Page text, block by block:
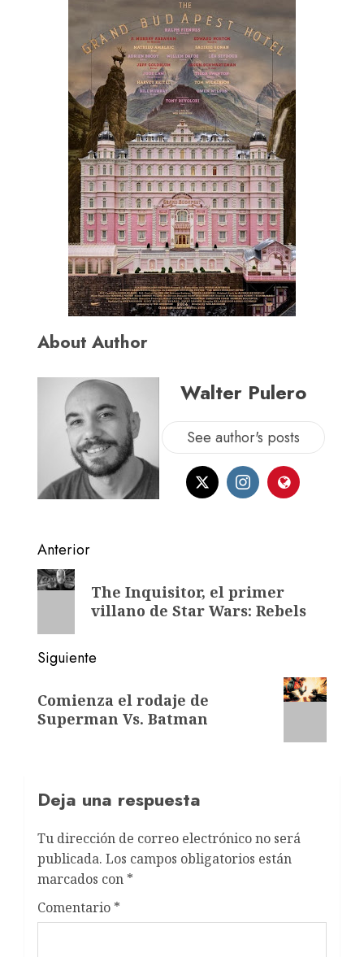
About Author
Walter Pulero
See author's posts
Anterior
The Inquisitor, el primer
villano de Star Wars: Rebels
Siguiente
Comienza el rodaje de
Superman Vs. Batman
Deja una respuesta
Tu dirección de correo electrónico no será
publicada. Los campos obligatorios están
marcados con *
Comentario *